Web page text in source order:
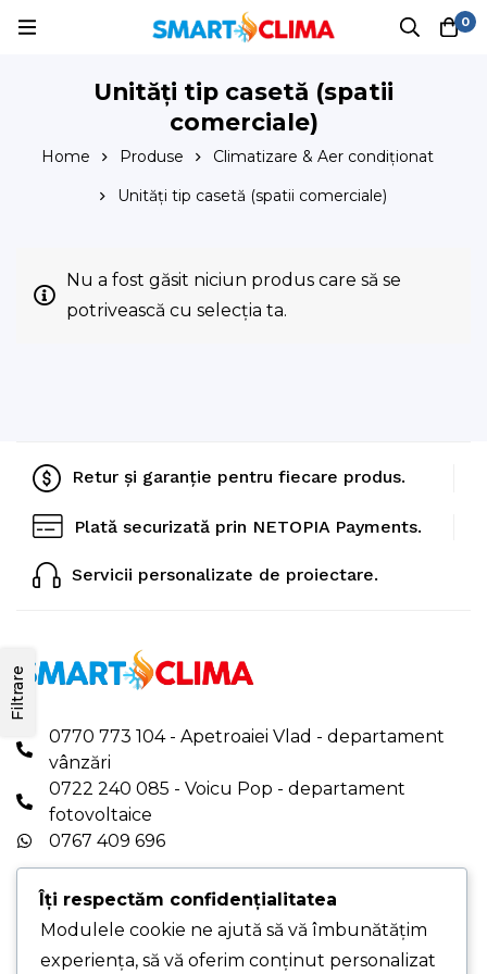
0
Unități tip casetă (spatii
comerciale)
Home Produse
Climatizare & Aer condiționat
Unități tip casetă (spatii comerciale)
Filtrare
Nu a fost găsit niciun produs care să se
potrivească cu selecția ta.
Retur și garanție pentru fiecare produs.
Plată securizată prin NETOPIA Payments.
Servicii personalizate de proiectare.
0770 773 104 - Apetroaiei Vlad - departament
vânzări
0722 240 085 - Voicu Pop - departament
fotovoltaice
0767 409 696
office@smartclima.ro
PROGRAM DE LUCRU: Luni-Vineri - 08:00-16:00
PUNCT DE LUCRU PRINCIPAL - Str. Pelinului,
Îți respectăm confidențialitatea
Modulele cookie ne ajută să vă îmbunătățim
experiența, să vă oferim conținut personalizat